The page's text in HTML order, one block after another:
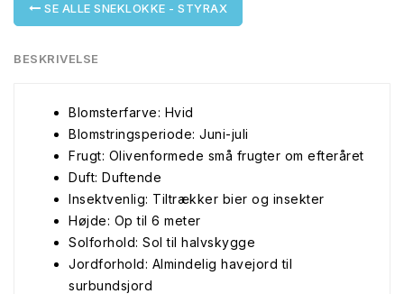
SE ALLE SNEKLOKKE - STYRAX
BESKRIVELSE
Blomsterfarve: Hvid
Blomstringsperiode: Juni-juli
Frugt: Olivenformede små frugter om efteråret
Duft: Duftende
Insektvenlig: Tiltrækker bier og insekter
Højde: Op til 6 meter
Solforhold: Sol til halvskygge
Jordforhold: Almindelig havejord til
surbundsjord